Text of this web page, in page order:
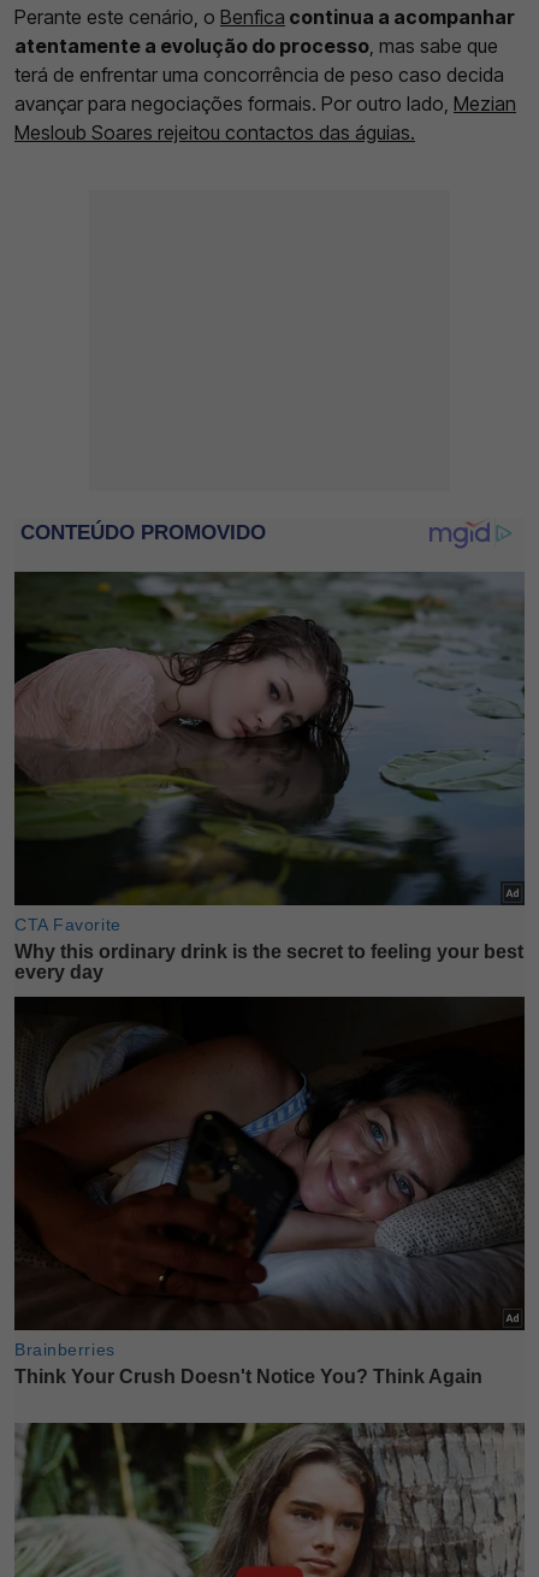
Perante este cenário, o Benfica continua a acompanhar
atentamente a evolução do processo, mas sabe que
terá de enfrentar uma concorrência de peso caso decida
avançar para negociações formais. Por outro lado, Mezian
Mesloub Soares rejeitou contactos das águias.